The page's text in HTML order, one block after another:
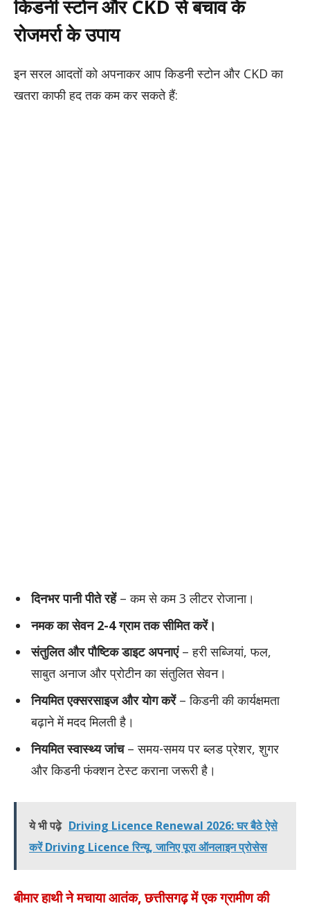
किडनी स्टोन और CKD से बचाव के
रोजमर्रा के उपाय
इन सरल आदतों को अपनाकर आप किडनी स्टोन और CKD का
खतरा काफी हद तक कम कर सकते हैं:
दिनभर पानी पीते रहें– कम से कम 3 लीटर रोजाना।
नमक का सेवन 2-4 ग्राम तक सीमित करें।
संतुलित और पौष्टिक डाइट अपनाएं– हरी सब्जियां, फल,
साबुत अनाज और प्रोटीन का संतुलित सेवन।
नियमित एक्सरसाइज और योग करें– किडनी की कार्यक्षमता
बढ़ाने में मदद मिलती है।
नियमित स्वास्थ्य जांच– समय-समय पर ब्लड प्रेशर, शुगर
और किडनी फंक्शन टेस्ट कराना जरूरी है।
ये भी पढ़े Driving Licence Renewal 2026: घर बैठे ऐसे
करें Driving Licence रिन्यू, जानिए पूरा ऑनलाइन प्रोसेस
बीमार हाथी ने मचाया आतंक, छत्तीसगढ़ में एक ग्रामीण की